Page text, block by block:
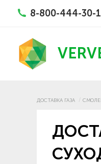
8-800-444-30-
ДОСТАВКА ГАЗА